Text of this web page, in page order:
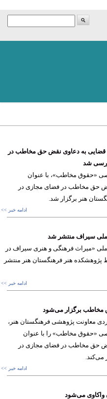
به دعاوی نقض حق مخاطب در
شد
مخاطب»، با عنوان
مخاطب در فضای مجازی در
هنر برگزار شد.
ادامه خبر >>
سیراف منتشر شد
«میراث فرهنگی و هنری سیراف در
هنر فرهنگستان هنر منتشر
ادامه خبر >>
برگزار می‌شود
معاونت پژوهشی فرهنگستان هنر،
مخاطب» را با عنوان
مخاطب در فضای مجازی در
ادامه خبر >>
می‌شود